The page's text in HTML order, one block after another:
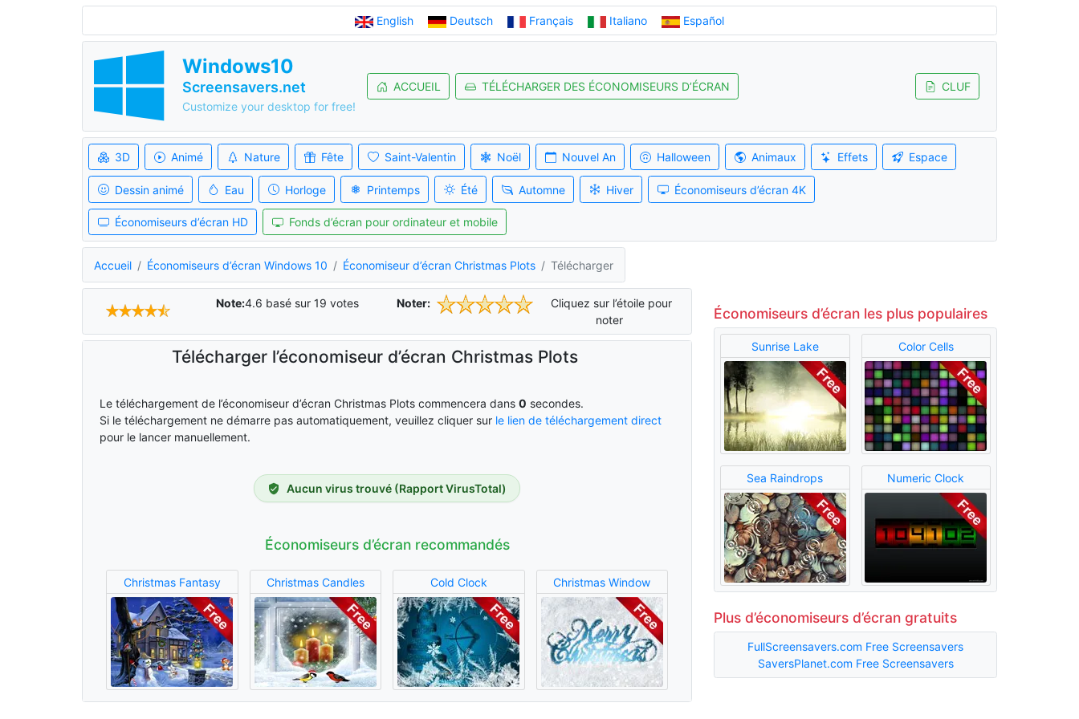
English Deutsch Français Italiano Español
Windows10
Screensavers.net
Customize your desktop for free!
ACCUEIL TÉLÉCHARGER DES ÉCONOMISEURS D’ÉCRAN CLUF
3D Animé Nature Fête Saint-Valentin Noël Nouvel An Halloween Animaux Effets Espace
Dessin animé Eau Horloge Printemps Été Automne Hiver Économiseurs d’écran 4K
Économiseurs d’écran HD Fonds d’écran pour ordinateur et mobile
Accueil Économiseurs d’écran Windows 10 Économiseur d’écran Christmas Plots Télécharger
Note:4.6 basé sur 19 votes Noter:
Cliquez sur l’étoile pour
noter
Télécharger l’économiseur d’écran Christmas Plots
Le téléchargement de l’économiseur d’écran Christmas Plots commencera dans 0 secondes.
Si le téléchargement ne démarre pas automatiquement, veuillez cliquer sur le lien de téléchargement direct
pour le lancer manuellement.
Aucun virus trouvé (Rapport VirusTotal)
Économiseurs d’écran recommandés
Christmas Fantasy Christmas Candles Cold Clock Christmas Window
Économiseurs d’écran les plus populaires
Sunrise Lake Color Cells
Sea Raindrops Numeric Clock
Plus d’économiseurs d’écran gratuits
FullScreensavers.com Free Screensavers
SaversPlanet.com Free Screensavers